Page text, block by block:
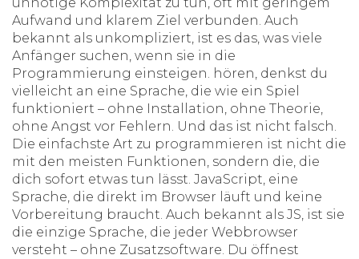
Aufwand und klarem Ziel verbunden. Auch
bekannt als unkompliziert, ist es das, was viele
Anfänger suchen, wenn sie in die
Programmierung einsteigen. hören, denkst du
vielleicht an eine Sprache, die wie ein Spiel
funktioniert – ohne Installation, ohne Theorie,
ohne Angst vor Fehlern. Und das ist nicht falsch.
Die einfachste Art zu programmieren ist nicht die
mit den meisten Funktionen, sondern die, die
dich sofort etwas tun lässt. JavaScript, eine
Sprache, die direkt im Browser läuft und keine
Vorbereitung braucht. Auch bekannt als JS, ist sie
die einzige Sprache, die jeder Webbrowser
versteht – ohne Zusatzsoftware. Du öffnest